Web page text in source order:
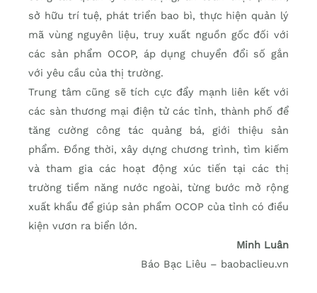
sở hữu trí tuệ, phát triển bao bì, thực hiện quản lý
mã vùng nguyên liệu, truy xuất nguồn gốc đối với
các sản phẩm OCOP, áp dụng chuyển đổi số gắn
với yêu cầu của thị trường.
Trung tâm cũng sẽ tích cực đẩy mạnh liên kết với
các sàn thương mại điện tử các tỉnh, thành phố để
tăng cường công tác quảng bá, giới thiệu sản
phẩm. Đồng thời, xây dựng chương trình, tìm kiếm
và tham gia các hoạt động xúc tiến tại các thị
trường tiềm năng nước ngoài, từng bước mở rộng
xuất khẩu để giúp sản phẩm OCOP của tỉnh có điều
kiện vươn ra biển lớn.
Minh Luân
Báo Bạc Liêu – baobaclieu.vn